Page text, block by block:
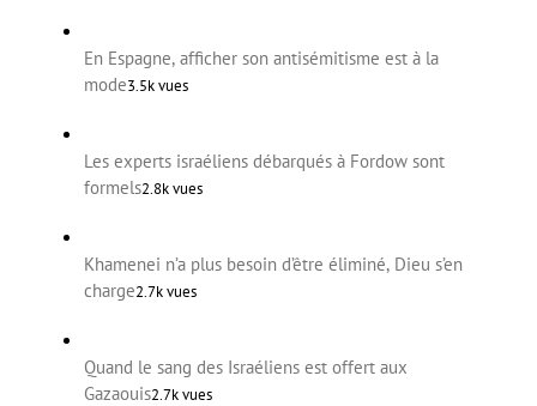
En Espagne, afficher son antisémitisme est à la
mode3.5k vues
Les experts israéliens débarqués à Fordow sont
formels2.8k vues
Khamenei n’a plus besoin d’être éliminé, Dieu s’en
charge2.7k vues
Quand le sang des Israéliens est offert aux
Gazaouis2.7k vues